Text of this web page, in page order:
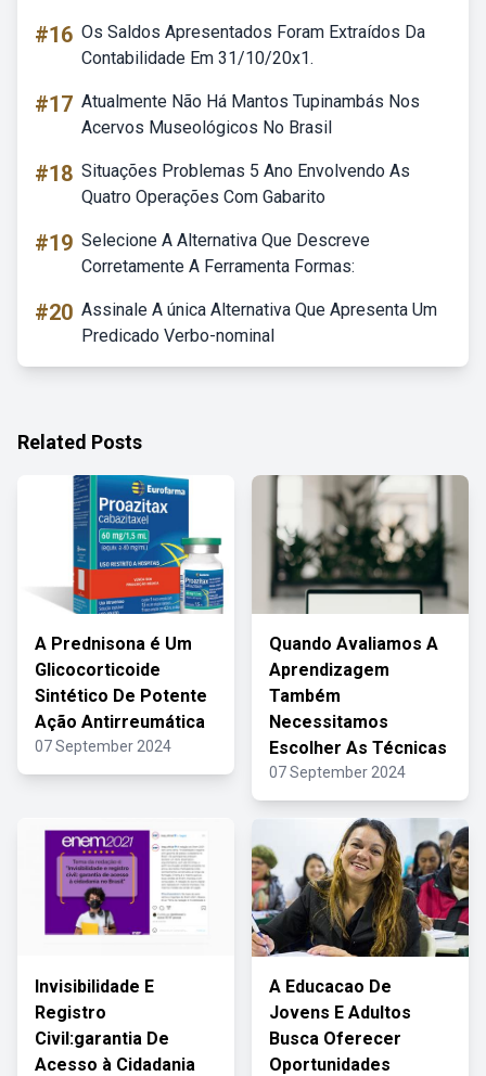
#16 Os Saldos Apresentados Foram Extraídos Da
Contabilidade Em 31/10/20x1.
#17 Atualmente Não Há Mantos Tupinambás Nos
Acervos Museológicos No Brasil
#18 Situações Problemas 5 Ano Envolvendo As
Quatro Operações Com Gabarito
#19 Selecione A Alternativa Que Descreve
Corretamente A Ferramenta Formas:
#20 Assinale A única Alternativa Que Apresenta Um
Predicado Verbo-nominal
Related Posts
A Prednisona é Um
Glicocorticoide
Sintético De Potente
Ação Antirreumática
07 September 2024
Quando Avaliamos A
Aprendizagem
Também
Necessitamos
Escolher As Técnicas
07 September 2024
Invisibilidade E
Registro
Civil:garantia De
Acesso à Cidadania
A Educacao De
Jovens E Adultos
Busca Oferecer
Oportunidades